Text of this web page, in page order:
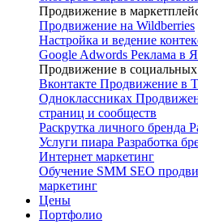
Продвижение в
Продвижение на Wildberries
Настройка и ведение
Google Adwords Реклама в
Продвижение в социальных
Вконтакте Продвижение в
Одноклассниках
страниц и сообществ
Раскрутка личного бренда
Услуги пиара Разработка
Интернет маркетинг
Обучение SMM SEO
маркетинг
Цены
Портфолио